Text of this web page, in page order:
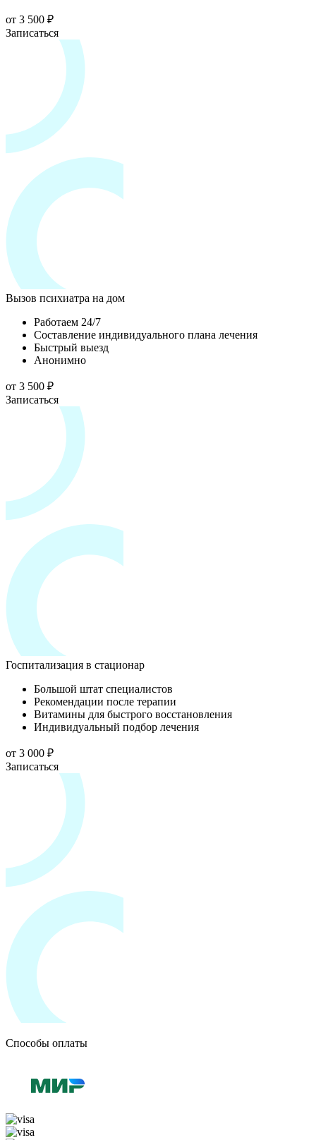
от 3 500 ₽
Записаться
Вызов психиатра на дом
Работаем 24/7
Составление индивидуального плана лечения
Быстрый выезд
Анонимно
от 3 500 ₽
Записаться
Госпитализация в стационар
Большой штат специалистов
Рекомендации после терапии
Витамины для быстрого восстановления
Индивидуальный подбор лечения
от 3 000 ₽
Записаться
Способы оплаты